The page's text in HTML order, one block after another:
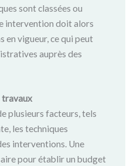
sont classées ou
intervention doit alors
en vigueur, ce qui peut
auprès des
travaux
plusieurs facteurs, tels
les techniques
interventions. Une
pour établir un budget